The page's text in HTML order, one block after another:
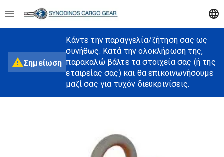
Σημείωση
Κάντε την παραγγελία/ζήτηση σας ως
συνήθως. Κατά την ολοκλήρωση της,
παρακαλώ βάλτε τα στοιχεία σας (ή της
εταιρείας σας) και θα επικοινωνήσουμε
μαζί σας για τυχόν διευκρινίσεις.